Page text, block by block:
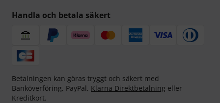
Handla och betala säkert
Betalningen kan göras tryggt och säkert med
Banköverföring, PayPal, Klarna Direktbetalning eller
Kreditkort.